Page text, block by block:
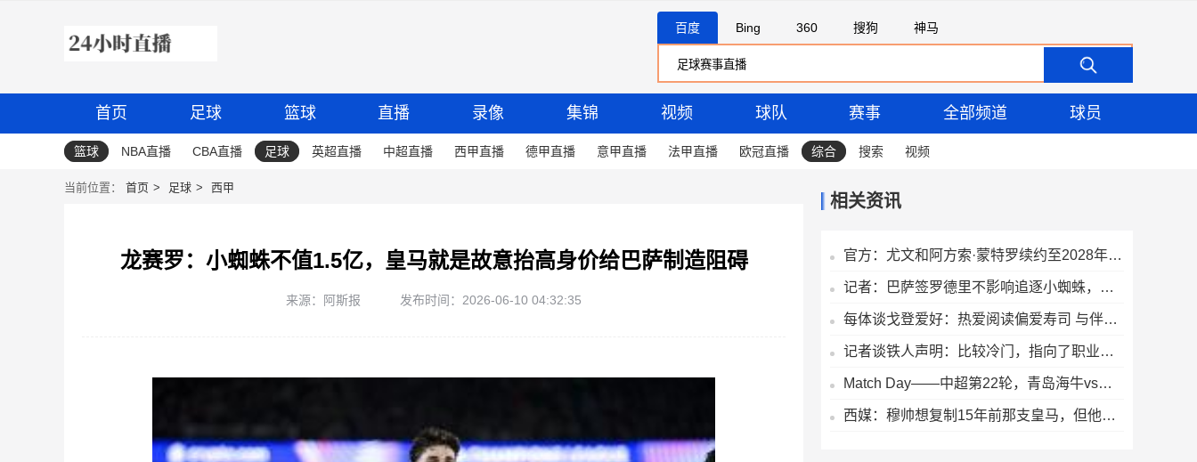
百度 Bing 360 搜狗 神马
首页 足球 篮球 直播 录像 集锦 视频 球队 赛事 全部频道 球员
篮球 NBA直播 CBA直播 足球 英超直播 中超直播 西甲直播 德甲直播 意甲直播 法甲直播 欧冠直播 综合 搜索 视频
当前位置： 首页 足球 西甲
龙赛罗：小蜘蛛不值1.5亿，皇马就是故意抬高身价给巴萨制造阻碍
来源：阿斯报 发布时间：2026-06-10 04:32:35
相关资讯
官方：尤文和阿方索·蒙特罗续约至2028年，他是名宿蒙特罗的儿子
记者：巴萨签罗德里不影响追逐小蜘蛛，锋线引援根本不存在Plan B
每体谈戈登爱好：热爱阅读偏爱寿司 与伴侣私生活低调远离聚光灯
记者谈铁人声明：比较冷门，指向了职业联赛比较偏僻的生态症候
Match Day——中超第22轮，青岛海牛vs上海申花，8月8日19时
西媒：穆帅想复制15年前那支皇马，但他缺少阿隆索这样的球员